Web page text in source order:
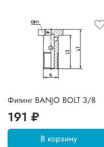
Фитинг BANJO BOLT 3/8
191 ₽
В корзину